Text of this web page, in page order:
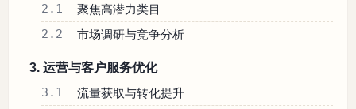
2.1 聚焦高潜力类目
2.2 市场调研与竞争分析
3. 运营与客户服务优化
3.1 流量获取与转化提升